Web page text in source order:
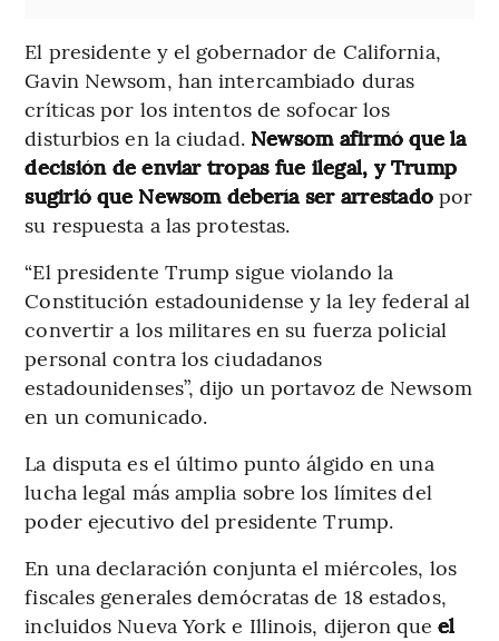
El presidente y el gobernador de California,
Gavin Newsom, han intercambiado duras
críticas por los intentos de sofocar los
disturbios en la ciudad. Newsom afirmó que la
decisión de enviar tropas fue ilegal, y Trump
sugirió que Newsom debería ser arrestadopor
su respuesta a las protestas.
“El presidente Trump sigue violando la
Constitución estadounidense y la ley federal al
convertir a los militares en su fuerza policial
personal contra los ciudadanos
estadounidenses”, dijo un portavoz de Newsom
en un comunicado.
La disputa es el último punto álgido en una
lucha legal más amplia sobre los límites del
poder ejecutivo del presidente Trump.
En una declaración conjunta el miércoles, los
fiscales generales demócratas de 18 estados,
incluidos Nueva York e Illinois, dijeron que el